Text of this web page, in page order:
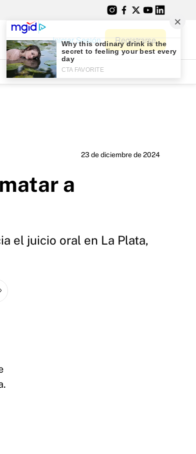
Iniciar Sesión Registrarse
23 de diciembre de 2024
a
el juicio oral en La Plata,